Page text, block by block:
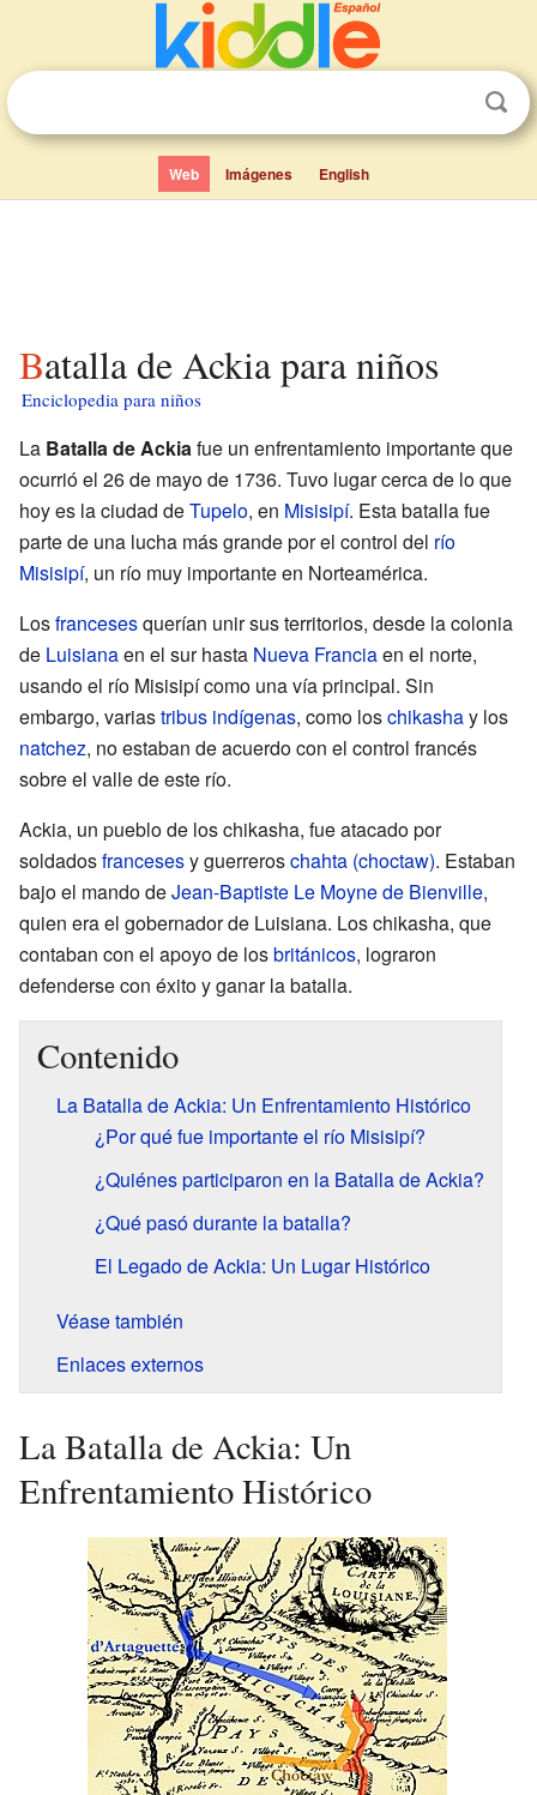
Web Imágenes English
Batalla de Ackia para niños
Enciclopedia para niños
La Batalla de Ackiafue un enfrentamiento importante que
ocurrió el 26 de mayo de 1736. Tuvo lugar cerca de lo que
hoy es la ciudad deTupelo, en Misisipí. Esta batalla fue
parte de una lucha más grande por el control del río
Misisipí, un río muy importante en Norteamérica.
Losfrancesesquerían unir sus territorios, desde la colonia
de Luisianaen el sur hasta Nueva Franciaen el norte,
usando el río Misisipí como una vía principal. Sin
embargo, variastribus indígenas, como loschikashay los
natchez, no estaban de acuerdo con el control francés
sobre el valle de este río.
Ackia, un pueblo de los chikasha, fue atacado por
soldadosfrancesesy guerreroschahta (choctaw). Estaban
bajo el mando deJean-Baptiste Le Moyne de Bienville,
quien era el gobernador de Luisiana. Los chikasha, que
contaban con el apoyo de losbritánicos, lograron
defenderse con éxito y ganar la batalla.
Contenido
La Batalla de Ackia: Un Enfrentamiento Histórico
¿Por qué fue importante el río Misisipí?
¿Quiénes participaron en la Batalla de Ackia?
¿Qué pasó durante la batalla?
El Legado de Ackia: Un Lugar Histórico
Véase también
Enlaces externos
La Batalla de Ackia: Un
Enfrentamiento Histórico